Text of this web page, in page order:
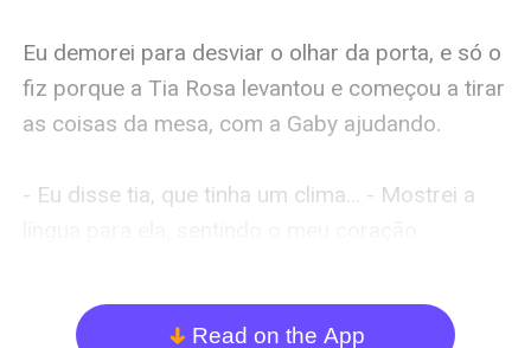
Eu demorei para desviar o olhar da porta, e só o
fiz porque a Tia Rosa levantou e começou a tirar
as coisas da mesa, com a Gaby ajudando.
- Eu disse tia, que tinha um clima… - Mostrei a
A frustação ainda revirava o meu estomago por
arrow_down Read on the App